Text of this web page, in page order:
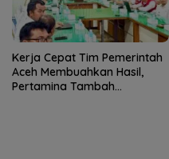
Kerja Cepat Tim Pemerintah
Aceh Membuahkan Hasil,
Pertamina Tambah